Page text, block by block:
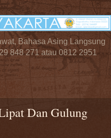
Bahasa Asing Langsung
848 271 atau 0812 2951
Dan Gulung